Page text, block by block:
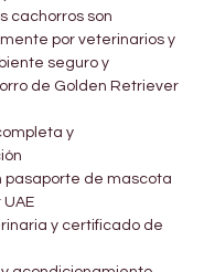
cachorros son
por veterinarios y
seguro y
de Golden Retriever
y
pasaporte de mascota
y certificado de